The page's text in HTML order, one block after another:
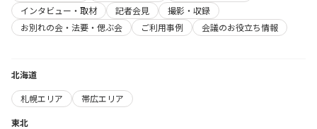
インタビュー・取材
記者会見
撮影・収録
お別れの会・法要・偲ぶ会
ご利用事例 会議のお役立ち情報
北海道
札幌エリア
帯広エリア
東北